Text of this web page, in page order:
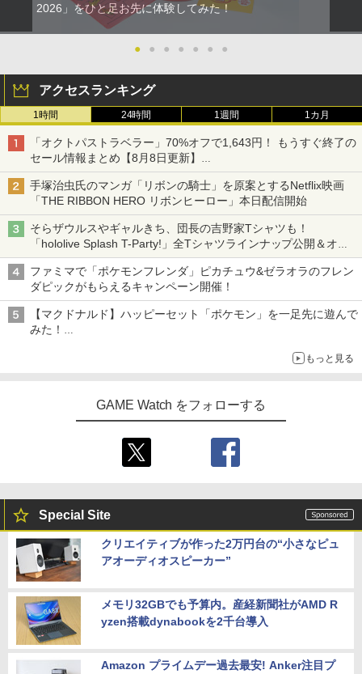
2026」をひと足お先に体験してみた！
● ● ● ● ● ● ●
アクセスランキング
1時間 24時間 1週間 1カ月
「オクトパストラベラー」70%オフで1,643円！ もうすぐ終了の
セール情報まとめ【8月8日更新】
ニンテンドーeショップでは「大神 絶景版」が67%オフで990円
手塚治虫氏のマンガ「リボンの騎士」を原案とするNetflix映画
「THE RIBBON HERO リボンヒーロー」本日配信開始
そらザウルスやギャルきち、団長の吉野家Tシャツも！
「hololive Splash T-Party!」全Tシャツラインナップ公開＆オン
ライン販売開始
ファミマで「ポケモンフレンダ」ピカチュウ&ゼラオラのフレン
ダピックがもらえるキャンペーン開催！
【マクドナルド】ハッピーセット「ポケモン」を一足先に遊んで
みた！
もっと見る
GAME Watch をフォローする
Special Site
クリエイティブが作った2万円台の“小さなピュ
アオーディオスピーカー”
メモリ32GBでも予算内。産経新聞社がAMD R
yzen搭載dynabookを2千台導入
Amazon プライムデー過去最安! Anker注目プ